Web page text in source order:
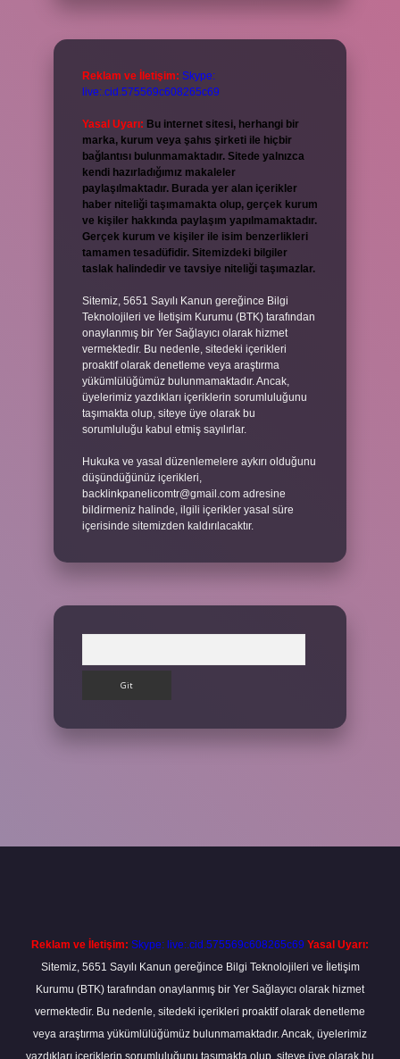
Reklam ve İletişim: Skype:
live:.cid.575569c608265c69
Yasal Uyarı: Bu internet sitesi, herhangi bir
marka, kurum veya şahıs şirketi ile hiçbir
bağlantısı bulunmamaktadır. Sitede yalnızca
kendi hazırladığımız makaleler
paylaşılmaktadır. Burada yer alan içerikler
haber niteliği taşımamakta olup, gerçek kurum
ve kişiler hakkında paylaşım yapılmamaktadır.
Gerçek kurum ve kişiler ile isim benzerlikleri
tamamen tesadüfidir. Sitemizdeki bilgiler
taslak halindedir ve tavsiye niteliği taşımazlar.
Sitemiz, 5651 Sayılı Kanun gereğince Bilgi
Teknolojileri ve İletişim Kurumu (BTK) tarafından
onaylanmış bir Yer Sağlayıcı olarak hizmet
vermektedir. Bu nedenle, sitedeki içerikleri
proaktif olarak denetleme veya araştırma
yükümlülüğümüz bulunmamaktadır. Ancak,
üyelerimiz yazdıkları içeriklerin sorumluluğunu
taşımakta olup, siteye üye olarak bu
sorumluluğu kabul etmiş sayılırlar.
Hukuka ve yasal düzenlemelere aykırı olduğunu
düşündüğünüz içerikleri,
backlinkpanelicomtr@gmail.com adresine
bildirmeniz halinde, ilgili içerikler yasal süre
içerisinde sitemizden kaldırılacaktır.
Reklam ve İletişim: Skype: live:.cid.575569c608265c69 Yasal Uyarı:
Sitemiz, 5651 Sayılı Kanun gereğince Bilgi Teknolojileri ve İletişim
Kurumu (BTK) tarafından onaylanmış bir Yer Sağlayıcı olarak hizmet
vermektedir. Bu nedenle, sitedeki içerikleri proaktif olarak denetleme
veya araştırma yükümlülüğümüz bulunmamaktadır. Ancak, üyelerimiz
yazdıkları içeriklerin sorumluluğunu taşımakta olup, siteye üye olarak bu